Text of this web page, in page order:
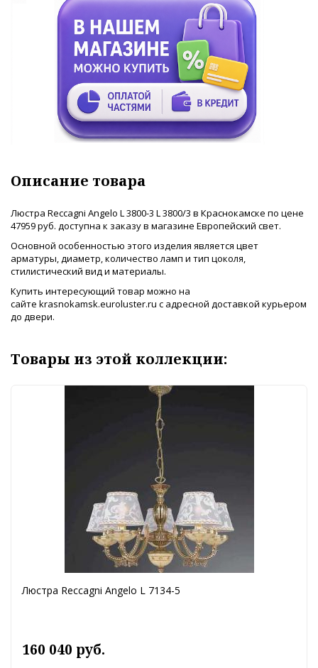
Описание товара
Люстра Reccagni Angelo L 3800-3 L 3800/3 в Краснокамске по цене
47959 руб. доступна к заказу в магазине Европейский свет.
Основной особенностью этого изделия является цвет
арматуры, диаметр, количество ламп и тип цоколя,
стилистический вид и материалы.
Купить интересующий товар можно на
сайте krasnokamsk.euroluster.ru с адресной доставкой курьером
до двери.
Товары из этой коллекции:
Люстра Reccagni Angelo L 7134-5
160 040 руб.